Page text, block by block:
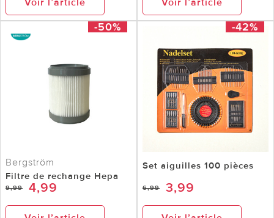
Voir l’article Voir l’article
-50%
Bergström
Filtre de rechange Hepa
9,99 4,99
-42%
Set aiguilles 100 pièces
6,99 3,99